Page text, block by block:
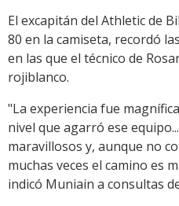
El excapitán del Athletic de
80 en la camiseta, recordó
en las que el técnico de
rojiblanco.
"La experiencia fue
nivel que agarró ese
maravillosos y, aunque no
muchas veces el camino es
indicó Muniain a consultas